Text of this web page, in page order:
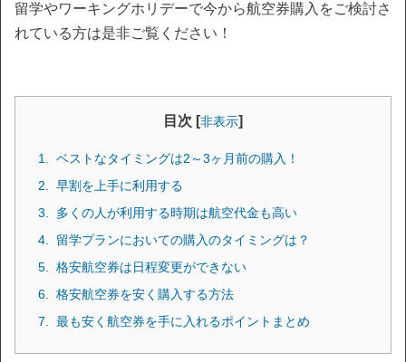
留学やワーキングホリデーで今から航空券購入をご検討さ
れている方は是非ご覧ください！
目次 [非表示]
ベストなタイミングは2～3ヶ月前の購入！
早割を上手に利用する
多くの人が利用する時期は航空代金も高い
留学プランにおいての購入のタイミングは？
格安航空券は日程変更ができない
格安航空券を安く購入する方法
最も安く航空券を手に入れるポイントまとめ